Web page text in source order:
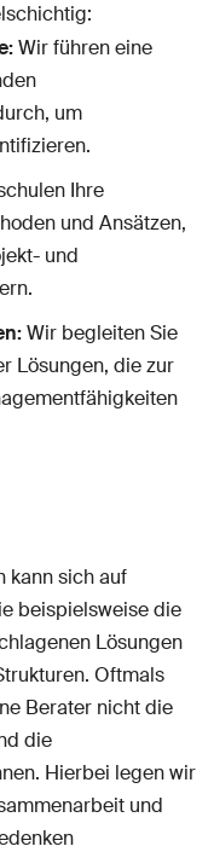
Wir führen eine
um
Ihre
und Ansätzen,
und
Wir begleiten Sie
Lösungen, die zur
kann sich auf
beispielsweise die
Lösungen
Oftmals
Berater nicht die
die
Hierbei legen wir
und